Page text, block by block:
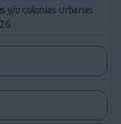
y/o colonias urbanas